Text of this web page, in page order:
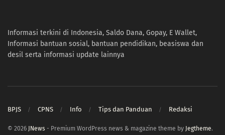
Informasi terkini di Indonesia, Saldo Dana, Gopay, E Wallet,
Informasi bantuan sosial, bantuan pendidikan, beasiswa dan
desil serta informasi update lainnya
BPJS CPNS Info Tips dan Panduan Redaksi
© 2026 JNews - Premium WordPress news & magazine theme by Jegtheme.